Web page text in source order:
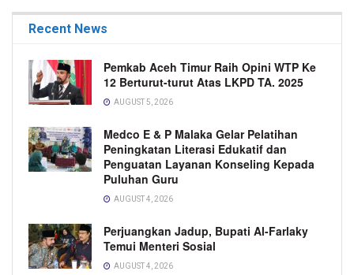
Recent News
Pemkab Aceh Timur Raih Opini WTP Ke
12 Berturut-turut Atas LKPD TA. 2025
AUGUST 5, 2026
Medco E & P Malaka Gelar Pelatihan
Peningkatan Literasi Edukatif dan
Penguatan Layanan Konseling Kepada
Puluhan Guru
AUGUST 4, 2026
Perjuangkan Jadup, Bupati Al-Farlaky
Temui Menteri Sosial
AUGUST 4, 2026